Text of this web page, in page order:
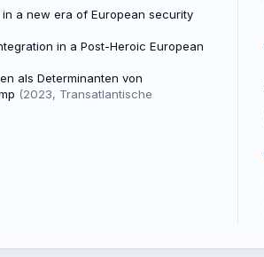
in a new era of European security
in a Post-Heroic European
als Determinanten von
(2023, Transatlantische